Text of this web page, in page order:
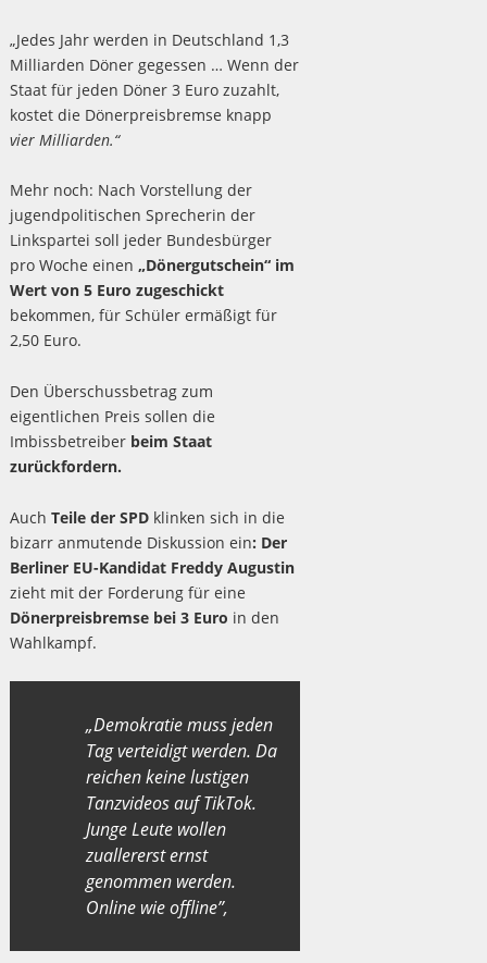
„Jedes Jahr werden in Deutschland 1,3
Milliarden Döner gegessen … Wenn der
Staat für jeden Döner 3 Euro zuzahlt,
kostet die Dönerpreisbremse knapp
vier Milliarden.“
Mehr noch: Nach Vorstellung der
jugendpolitischen Sprecherin der
Linkspartei soll jeder Bundesbürger
pro Woche einen „Dönergutschein“ im
Wert von 5 Euro zugeschickt
bekommen, für Schüler ermäßigt für
2,50 Euro.
Den Überschussbetrag zum
eigentlichen Preis sollen die
Imbissbetreiber beim Staat
zurückfordern.
Auch Teile der SPDklinken sich in die
bizarr anmutende Diskussion ein: Der
Berliner EU-Kandidat Freddy Augustin
zieht mit der Forderung für eine
Dönerpreisbremse bei 3 Euro in den
Wahlkampf.
„Demokratie muss jeden
Tag verteidigt werden. Da
reichen keine lustigen
Tanzvideos auf TikTok.
Junge Leute wollen
zuallererst ernst
genommen werden.
Online wie offline”,